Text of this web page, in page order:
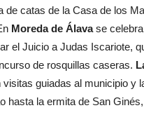
de catas de la Casa de los
Moreda de Álavase
el Juicio a Judas Iscariote,
de rosquillas caseras.
guiadas al municipio y
hasta la ermita de San